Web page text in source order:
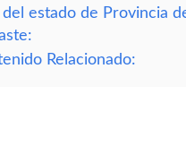
estado de Provincia
Relacionado: